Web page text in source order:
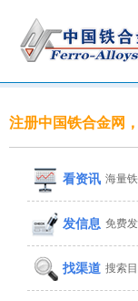
注册中国铁合金网
看资讯 海量
发信息 免费
找渠道 搜索